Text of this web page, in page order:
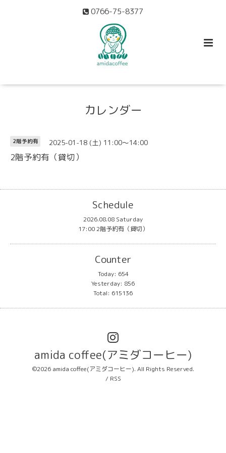
0766-75-8377
カレンダー
2階予約有 2025-01-18 (土) 11:00～14:00
2階予約有（貸切）
Schedule
2026.08.08 Saturday
17:00 2階予約有（貸切）
Counter
Today: 654
Yesterday: 856
Total: 615136
amida coffee(アミダコーヒー)
©2026 amida coffee(アミダコーヒー). All Rights Reserved.
/ RSS